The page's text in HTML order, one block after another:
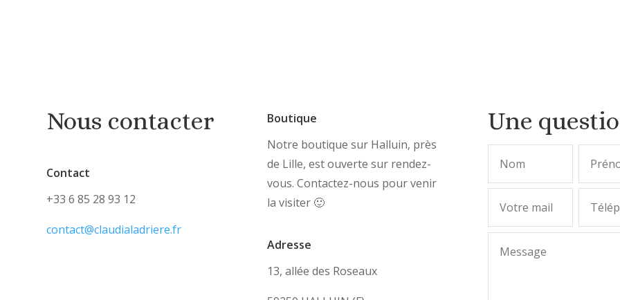
Nous contacter
Contact
+33 6 85 28 93 12
contact@claudialadriere.fr
Boutique
Notre boutique sur Halluin, près
de Lille, est ouverte sur rendez-
vous. Contactez-nous pour venir
la visiter 🙂
Adresse
13, allée des Roseaux
Une